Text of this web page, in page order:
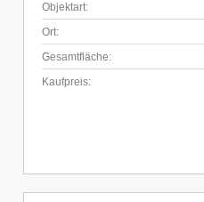
Objektart:
Ort:
Gesamtfläche:
Kaufpreis: